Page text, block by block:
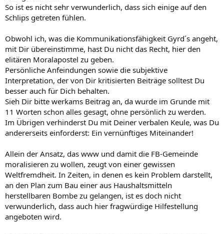
So ist es nicht sehr verwunderlich, dass sich einige auf den
Schlips getreten fühlen.
Obwohl ich, was die Kommunikationsfähigkeit Gyrd´s angeht,
mit Dir übereinstimme, hast Du nicht das Recht, hier den
elitären Moralapostel zu geben.
Persönliche Anfeindungen sowie die subjektive
Interpretation, der von Dir kritisierten Beiträge solltest Du
besser auch für Dich behalten.
Sieh Dir bitte werkams Beitrag an, da wurde im Grunde mit
11 Worten schon alles gesagt, ohne persönlich zu werden.
Im Übrigen verhinderst Du mit Deiner verbalen Keule, was Du
andererseits einforderst: Ein vernünftiges Miteinander!
Allein der Ansatz, das www und damit die FB-Gemeinde
moralisieren zu wollen, zeugt von einer gewissen
Weltfremdheit. In Zeiten, in denen es kein Problem darstellt,
an den Plan zum Bau einer aus Haushaltsmitteln
herstellbaren Bombe zu gelangen, ist es doch nicht
verwunderlich, dass auch hier fragwürdige Hilfestellung
angeboten wird.